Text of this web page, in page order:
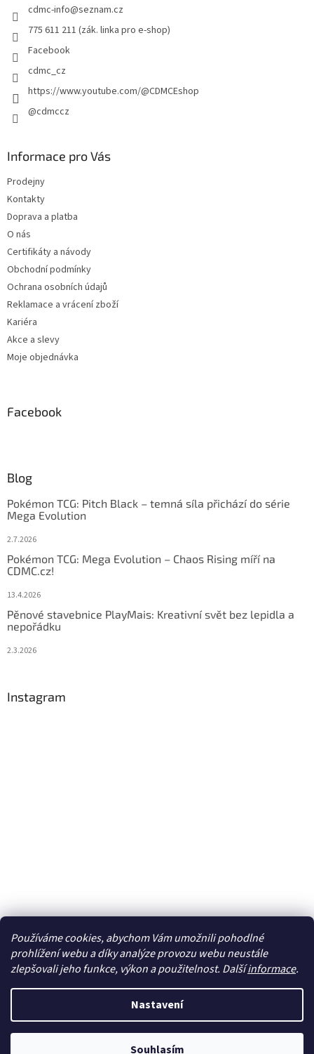
Používáme cookies, abychom Vám umožnili pohodlné
prohlížení webu a díky analýze provozu webu neustále
zlepšovali jeho funkce, výkon a použitelnost. Dalšíinformace.
Nastavení
Souhlasím
cdmc-info@seznam.cz
775 611 211 (zák. linka pro e-shop)
Facebook
cdmc_cz
https://www.youtube.com/@CDMCEshop
@cdmccz
Informace pro Vás
Prodejny
Kontakty
Doprava a platba
O nás
Certifikáty a návody
Obchodní podmínky
Ochrana osobních údajů
Reklamace a vrácení zboží
Kariéra
Akce a slevy
Moje objednávka
Facebook
Blog
Pokémon TCG: Pitch Black – temná síla přichází do série
Mega Evolution
2.7.2026
Pokémon TCG: Mega Evolution – Chaos Rising míří na
CDMC.cz!
13.4.2026
Pěnové stavebnice PlayMais: Kreativní svět bez lepidla a
nepořádku
2.3.2026
Instagram
Sledovat na Instagramu
Copyright 2026cdmc.cz. Všechna práva vyhrazena.Upravit
nastavení cookies